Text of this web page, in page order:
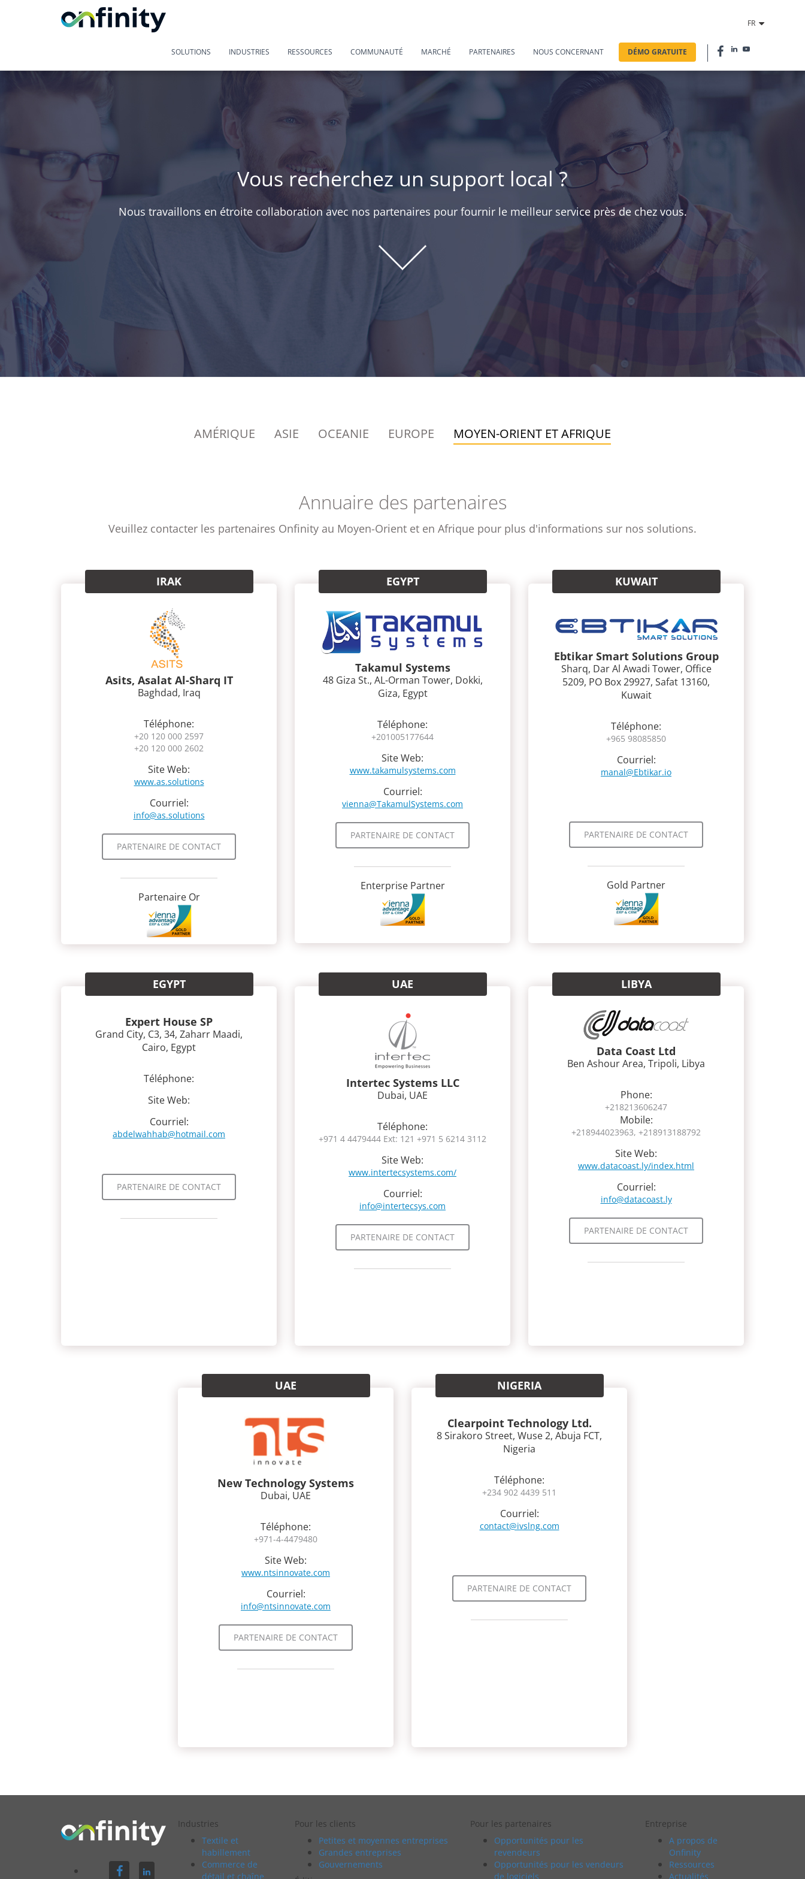
SOLUTIONS INDUSTRIES RESSOURCES COMMUNAUTÉ MARCHÉ PARTENAIRES NOUS CONCERNANT DÉMO GRATUITE
FR
Vous recherchez un support local ?
Nous travaillons en étroite collaboration avec nos partenaires pour fournir le meilleur service près de chez vous.
AMÉRIQUE ASIE OCEANIE EUROPE MOYEN-ORIENT ET AFRIQUE
Annuaire des partenaires
Veuillez contacter les partenaires Onfinity au Moyen-Orient et en Afrique pour plus d'informations sur nos solutions.
Asits, Asalat Al-Sharq IT
Baghdad, Iraq
Téléphone:
+20 120 000 2597
+20 120 000 2602
Site Web:
www.as.solutions
Courriel:
info@as.solutions
PARTENAIRE DE CONTACT
Partenaire Or
IRAK
Takamul Systems
48 Giza St., AL-Orman Tower, Dokki,
Giza, Egypt
Téléphone:
+201005177644
Site Web:
www.takamulsystems.com
Courriel:
vienna@TakamulSystems.com
PARTENAIRE DE CONTACT
Enterprise Partner
EGYPT
Ebtikar Smart Solutions Group
Sharq, Dar Al Awadi Tower, Office
5209, PO Box 29927, Safat 13160,
Kuwait
Téléphone:
+965 98085850
Courriel:
manal@Ebtikar.io
PARTENAIRE DE CONTACT
Gold Partner
KUWAIT
Expert House SP
Grand City, C3, 34, Zaharr Maadi,
Cairo, Egypt
Téléphone:
Site Web:
Courriel:
abdelwahhab@hotmail.com
PARTENAIRE DE CONTACT
EGYPT
Intertec Systems LLC
Dubai, UAE
Téléphone:
+971 4 4479444 Ext: 121 +971 5 6214 3112
Site Web:
www.intertecsystems.com/
Courriel:
info@intertecsys.com
PARTENAIRE DE CONTACT
UAE
Data Coast Ltd
Ben Ashour Area, Tripoli, Libya
Phone:
+218213606247
Mobile:
+218944023963, +218913188792
Site Web:
www.datacoast.ly/index.html
Courriel:
info@datacoast.ly
PARTENAIRE DE CONTACT
LIBYA
New Technology Systems
Dubai, UAE
Téléphone:
+971-4-4479480
Site Web:
www.ntsinnovate.com
Courriel:
info@ntsinnovate.com
PARTENAIRE DE CONTACT
UAE
Clearpoint Technology Ltd.
8 Sirakoro Street, Wuse 2, Abuja FCT,
Nigeria
Téléphone:
+234 902 4439 511
Courriel:
contact@ivslng.com
PARTENAIRE DE CONTACT
NIGERIA
Industries
Textile et
habillement
Commerce de
détail et chaîne
Pour les clients
Petites et moyennes entreprises
Grandes entreprises
Gouvernements
Pour les partenaires
Opportunités pour les
revendeurs
Opportunités pour les vendeurs
de logiciels
Entreprise
A propos de
Onfinity
Ressources
Actualités